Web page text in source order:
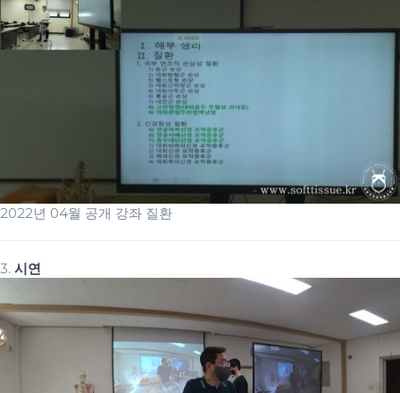
2022년 04월 공개 강좌 질환
3. 시연